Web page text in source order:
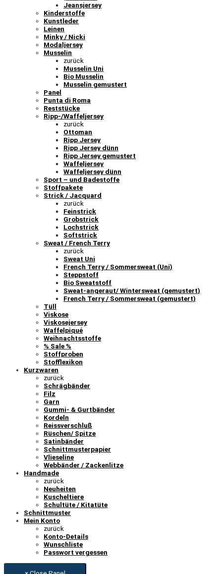
Jeansjersey
Kinderstoffe
Kunstleder
Leinen
Minky / Nicki
Modaljersey
Musselin
zurück
Musselin Uni
Bio Musselin
Musselin gemustert
Panel
Punta di Roma
Reststücke
Ripp-/Waffeljersey
zurück
Ottoman
Ripp Jersey
Ripp Jersey dünn
Ripp Jersey gemustert
Waffeljersey
Waffeljersey dünn
Sport – und Badestoffe
Stoffpakete
Strick / Jacquard
zurück
Feinstrick
Grobstrick
Lochstrick
Softstrick
Sweat / French Terry
zurück
Sweat Uni
French Terry / Sommersweat (Uni)
Steppstoff
Bio Sweatstoff
Sweat-angeraut/ Wintersweat (gemustert)
French Terry / Sommersweat (gemustert)
Tüll
Viskose
Viskosejersey
Waffelpiqué
Weihnachtsstoffe
% Sale %
Stoffproben
Stofflexikon
Kurzwaren
zurück
Schrägbänder
Filz
Garn
Gummi- & Gurtbänder
Kordeln
Reissverschluß
Rüschen/ Spitze
Satinbänder
Schnittmusterpapier
Vlieseline
Webbänder / Zackenlitze
Handmade
zurück
Neuheiten
Kuscheltiere
Schultüte / Kitatüte
Schnittmuster
Mein Konto
zurück
Konto-Details
Wunschliste
Passwort vergessen